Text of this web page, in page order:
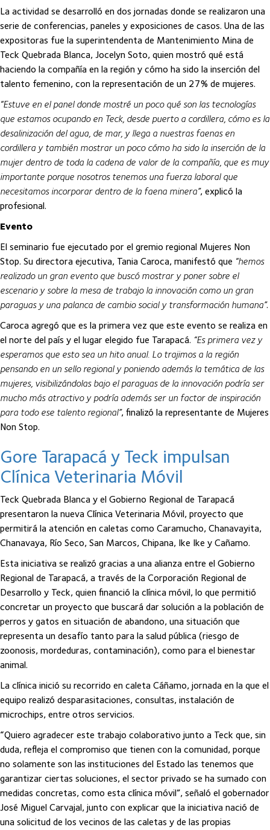
La actividad se desarrolló en dos jornadas donde se realizaron una
serie de conferencias, paneles y exposiciones de casos. Una de las
expositoras fue la superintendenta de Mantenimiento Mina de
Teck Quebrada Blanca, Jocelyn Soto, quien mostró qué está
haciendo la compañía en la región y cómo ha sido la inserción del
talento femenino, con la representación de un 27% de mujeres.
“Estuve en el panel donde mostré un poco qué son las tecnologías
que estamos ocupando en Teck, desde puerto a cordillera, cómo es la
desalinización del agua, de mar, y llega a nuestras faenas en
cordillera y también mostrar un poco cómo ha sido la inserción de la
mujer dentro de toda la cadena de valor de la compañía, que es muy
importante porque nosotros tenemos una fuerza laboral que
necesitamos incorporar dentro de la faena minera”, explicó la
profesional.
Evento
El seminario fue ejecutado por el gremio regional Mujeres Non
Stop. Su directora ejecutiva, Tania Caroca, manifestó que “hemos
realizado un gran evento que buscó mostrar y poner sobre el
escenario y sobre la mesa de trabajo la innovación como un gran
paraguas y una palanca de cambio social y transformación humana”.
Caroca agregó que es la primera vez que este evento se realiza en
el norte del país y el lugar elegido fue Tarapacá. “Es primera vez y
esperamos que esto sea un hito anual. Lo trajimos a la región
pensando en un sello regional y poniendo además la temática de las
mujeres, visibilizándolas bajo el paraguas de la innovación podría ser
mucho más atractivo y podría además ser un factor de inspiración
para todo ese talento regional”, finalizó la representante de Mujeres
Non Stop.
Gore Tarapacá y Teck impulsan
Clínica Veterinaria Móvil
Teck Quebrada Blanca y el Gobierno Regional de Tarapacá
presentaron la nueva Clínica Veterinaria Móvil, proyecto que
permitirá la atención en caletas como Caramucho, Chanavayita,
Chanavaya, Río Seco, San Marcos, Chipana, Ike Ike y Cañamo.
Esta iniciativa se realizó gracias a una alianza entre el Gobierno
Regional de Tarapacá, a través de la Corporación Regional de
Desarrollo y Teck, quien financió la clínica móvil, lo que permitió
concretar un proyecto que buscará dar solución a la población de
perros y gatos en situación de abandono, una situación que
representa un desafío tanto para la salud pública (riesgo de
zoonosis, mordeduras, contaminación), como para el bienestar
animal.
La clínica inició su recorrido en caleta Cáñamo, jornada en la que el
equipo realizó desparasitaciones, consultas, instalación de
microchips, entre otros servicios.
“Quiero agradecer este trabajo colaborativo junto a Teck que, sin
duda, refleja el compromiso que tienen con la comunidad, porque
no solamente son las instituciones del Estado las tenemos que
garantizar ciertas soluciones, el sector privado se ha sumado con
medidas concretas, como esta clínica móvil”, señaló el gobernador
José Miguel Carvajal, junto con explicar que la iniciativa nació de
una solicitud de los vecinos de las caletas y de las propias